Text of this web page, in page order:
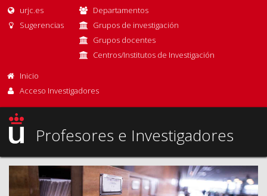
urjc.es
Sugerencias
Departamentos
Grupos de investigación
Grupos docentes
Centros/Institutos de Investigación
Inicio
Acceso Investigadores
Profesores e Investigadores